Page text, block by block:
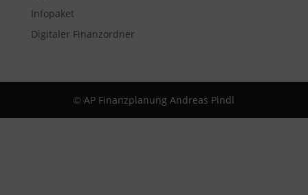
Infopaket
Digitaler Finanzordner
© AP Finanzplanung Andreas Pindl